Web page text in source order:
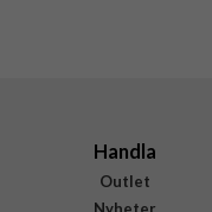
Handla
Outlet